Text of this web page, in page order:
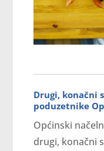
Drugi, konačni
poduzetnike
Općinski
drugi, konačni